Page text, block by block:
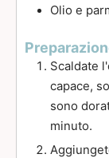
Olio e
Scaldate
capace,
sono
minuto.